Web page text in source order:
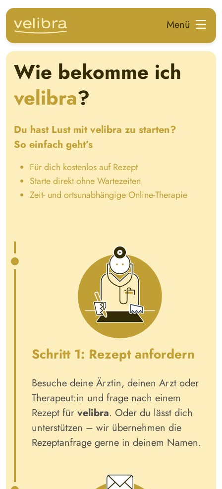
zum Hauptinhalt springen
Menü
Wie bekomme ich
velibra?
Du hast Lust mit velibra zu starten?
So einfach geht’s
Für dich kostenlos auf Rezept
Starte direkt ohne Wartezeiten
Zeit- und ortsunabhängige Online-Therapie
Schritt 1: Rezept anfordern
Besuche deine Ärztin, deinen Arzt oder
Therapeut:in und frage nach einem
Rezept für velibra. Oder du lässt dich
unterstützen – wir übernehmen die
Rezeptanfrage gerne in deinem Namen.